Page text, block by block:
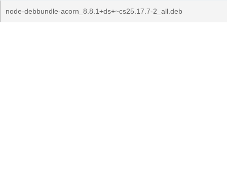
node-debbundle-acorn_8.8.1+ds+~cs25.17.7-2_all.deb